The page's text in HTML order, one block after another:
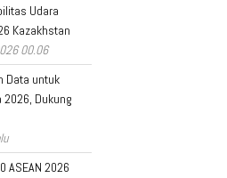
Udara
Kazakhstan
00.06
Data untuk
Dukung
ASEAN 2026